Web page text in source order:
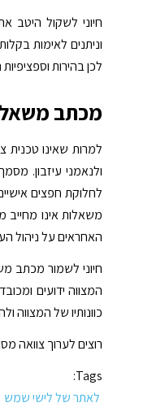
חיוני לשקול היטב
וניתנים לאימות
לכן בהירות
מכתב
למרות שאינו
ולנאמני עיזבון.
לחלוקת חפצים
משאלות אינו מחייב
האחראים על ניהול
חיוני לשמור מכתב
המצווה ידועים
כוונותיו של המצווה
רוצים לערוך צוואה
Tags:
לאתר של לישי שמש